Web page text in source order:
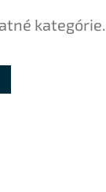
kategórie.